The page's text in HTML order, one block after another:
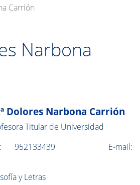
Carrión
Narbona
Dolores Narbona Carrión
Titular de Universidad
952133439 E-mail:
y Letras